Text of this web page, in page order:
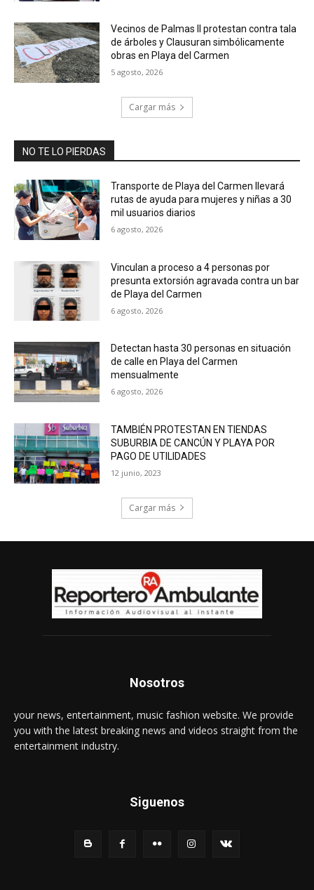
Vecinos de Palmas II protestan contra tala
de árboles y Clausuran simbólicamente
obras en Playa del Carmen
5 agosto, 2026
Cargar más
NO TE LO PIERDAS
Transporte de Playa del Carmen llevará
rutas de ayuda para mujeres y niñas a 30
mil usuarios diarios
6 agosto, 2026
Vinculan a proceso a 4 personas por
presunta extorsión agravada contra un bar
de Playa del Carmen
6 agosto, 2026
Detectan hasta 30 personas en situación
de calle en Playa del Carmen
mensualmente
6 agosto, 2026
TAMBIÉN PROTESTAN EN TIENDAS
SUBURBIA DE CANCÚN Y PLAYA POR
PAGO DE UTILIDADES
12 junio, 2023
Cargar más
Nosotros
your news, entertainment, music fashion website. We provide
you with the latest breaking news and videos straight from the
entertainment industry.
Siguenos